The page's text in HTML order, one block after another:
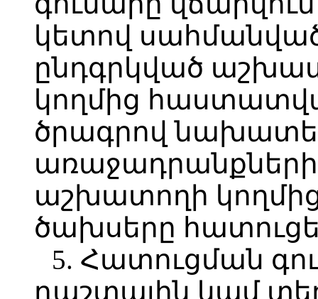
կետով
ընդգրկված
կողմից
ծրագրով
աշխատողի
ծախսերը
5. Հատուցման
դաշտային կամ